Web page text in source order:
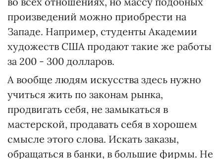
произведений можно приобрести на
Западе. Например, студенты Академии
художеств США продают такие же работы
за 200 - 300 долларов.
А вообще людям искусства здесь нужно
учиться жить по законам рынка,
продвигать себя, не замыкаться в
мастерской, продавать себя в хорошем
смысле этого слова. Искать заказы,
обращаться в банки, в большие фирмы. Не